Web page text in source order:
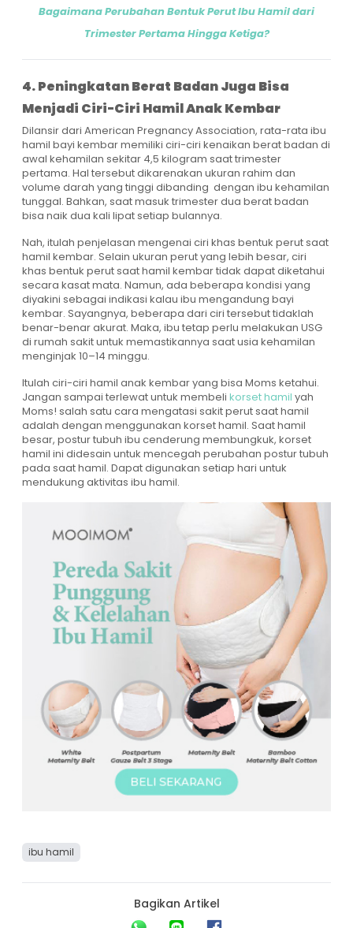
Bagaimana Perubahan Bentuk Perut Ibu Hamil dari
Trimester Pertama Hingga Ketiga?
4. Peningkatan Berat Badan Juga Bisa
Menjadi Ciri-Ciri Hamil Anak Kembar
Dilansir dari American Pregnancy Association, rata-rata ibu
hamil bayi kembar memiliki ciri-ciri kenaikan berat badan di
awal kehamilan sekitar 4,5 kilogram saat trimester
pertama. Hal tersebut dikarenakan ukuran rahim dan
volume darah yang tinggi dibanding dengan ibu kehamilan
tunggal. Bahkan, saat masuk trimester dua berat badan
bisa naik dua kali lipat setiap bulannya.
Nah, itulah penjelasan mengenai ciri khas bentuk perut saat
hamil kembar. Selain ukuran perut yang lebih besar, ciri
khas bentuk perut saat hamil kembar tidak dapat diketahui
secara kasat mata. Namun, ada beberapa kondisi yang
diyakini sebagai indikasi kalau ibu mengandung bayi
kembar. Sayangnya, beberapa dari ciri tersebut tidaklah
benar-benar akurat. Maka, ibu tetap perlu melakukan USG
di rumah sakit untuk memastikannya saat usia kehamilan
menginjak 10–14 minggu.
Itulah ciri-ciri hamil anak kembar yang bisa Moms ketahui.
Jangan sampai terlewat untuk membeli korset hamil yah
Moms! salah satu cara mengatasi sakit perut saat hamil
adalah dengan menggunakan korset hamil. Saat hamil
besar, postur tubuh ibu cenderung membungkuk, korset
hamil ini didesain untuk mencegah perubahan postur tubuh
pada saat hamil. Dapat digunakan setiap hari untuk
mendukung aktivitas ibu hamil.
ibu hamil
Bagikan Artikel